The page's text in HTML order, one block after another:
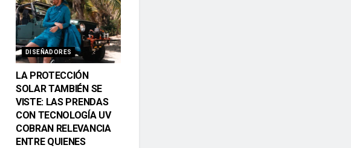
DISEÑADORES
LA PROTECCIÓN
SOLAR TAMBIÉN SE
VISTE: LAS PRENDAS
CON TECNOLOGÍA UV
COBRAN RELEVANCIA
ENTRE QUIENES